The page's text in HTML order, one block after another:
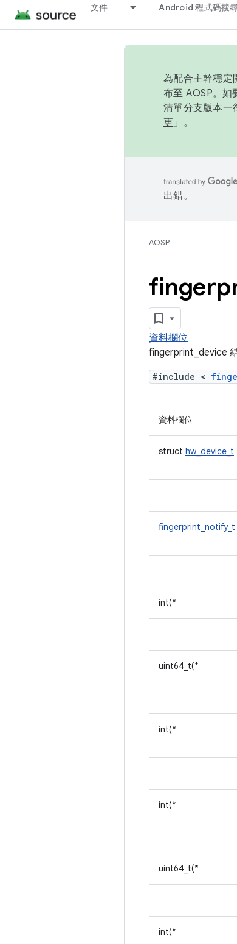
文件 Android 程式碼搜
為配合主幹穩定
布至 AOSP。如
清單分支版本一
更 」。
出錯。
AOSP
資料欄位
fingerprint_device
#include <
資料欄位
struct hw_device_t
fingerprint_notify_t
int(*
uint64_t(*
int(*
int(*
uint64_t(*
int(*